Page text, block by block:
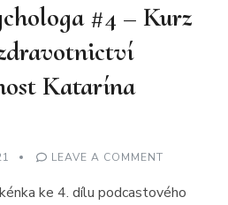
#4 – Kurz
Katarína
LEAVE A COMMENT
ke 4. dílu podcastového